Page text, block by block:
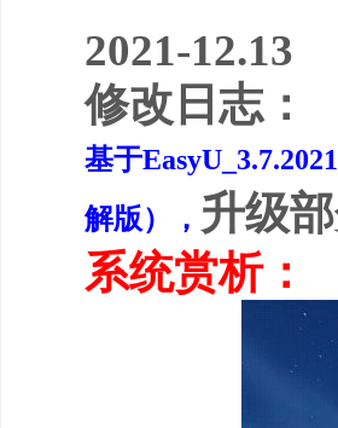
2021-12.13
修改日志：
基于
解版）， 升级
系统赏析：